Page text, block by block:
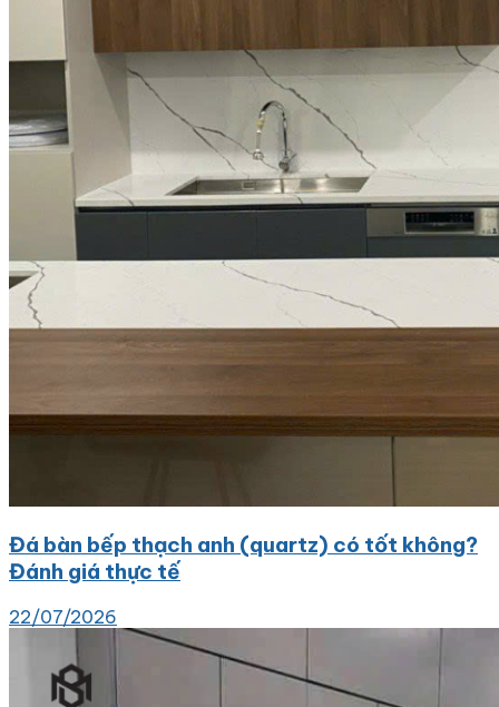
Đá bàn bếp thạch anh (quartz) có tốt không?
Đánh giá thực tế
22/07/2026